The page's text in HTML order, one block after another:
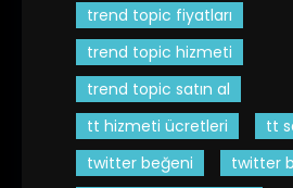
trend topic fiyatları
trend topic hizmeti
trend topic satın al
tt hizmeti ücretleri
tt
twitter beğeni
twitter